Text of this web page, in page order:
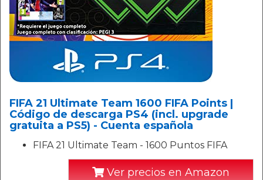
FIFA 21 Ultimate Team 1600 FIFA Points |
Código de descarga PS4 (incl. upgrade
gratuita a PS5) - Cuenta española
FIFA 21 Ultimate Team - 1600 Puntos FIFA
Ver precios en Amazon